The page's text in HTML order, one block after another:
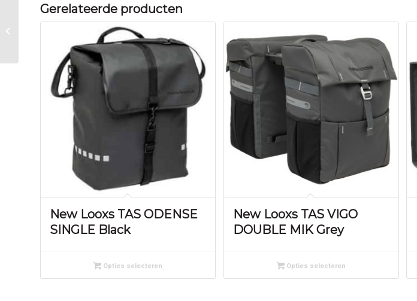
Gerelateerde producten
New Looxs TAS ODENSE
SINGLE Black
Opties selecteren
New Looxs TAS VIGO
DOUBLE MIK Grey
Opties selecteren
Terry zadel Anatomica D